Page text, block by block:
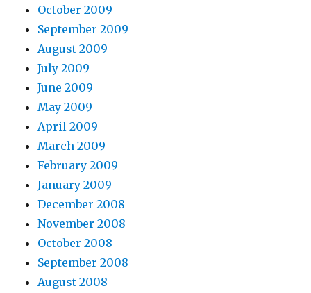
October 2009
September 2009
August 2009
July 2009
June 2009
May 2009
April 2009
March 2009
February 2009
January 2009
December 2008
November 2008
October 2008
September 2008
August 2008